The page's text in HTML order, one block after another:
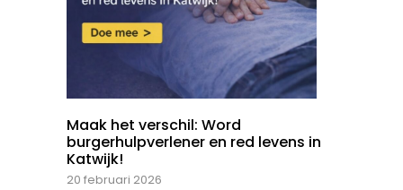
Maak het verschil: Word
burgerhulpverlener en red levens in
Katwijk!
20 februari 2026